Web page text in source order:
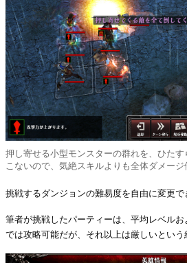
押し寄せる小型モンスターの群れを、ひた
こないので、気絶スキルよりも全体ダメージ
挑戦するダンジョンの難易度を自由に変更で
筆者が挑戦したパーティーは、平均レベルお
では攻略可能だが、それ以上は厳しいという